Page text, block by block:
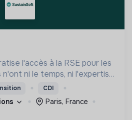
l'accès à la RSE pour les
n'ont ni le temps, ni l'expertise
RSE de leurs clients
(CSRD...).
CDI
Paris, France